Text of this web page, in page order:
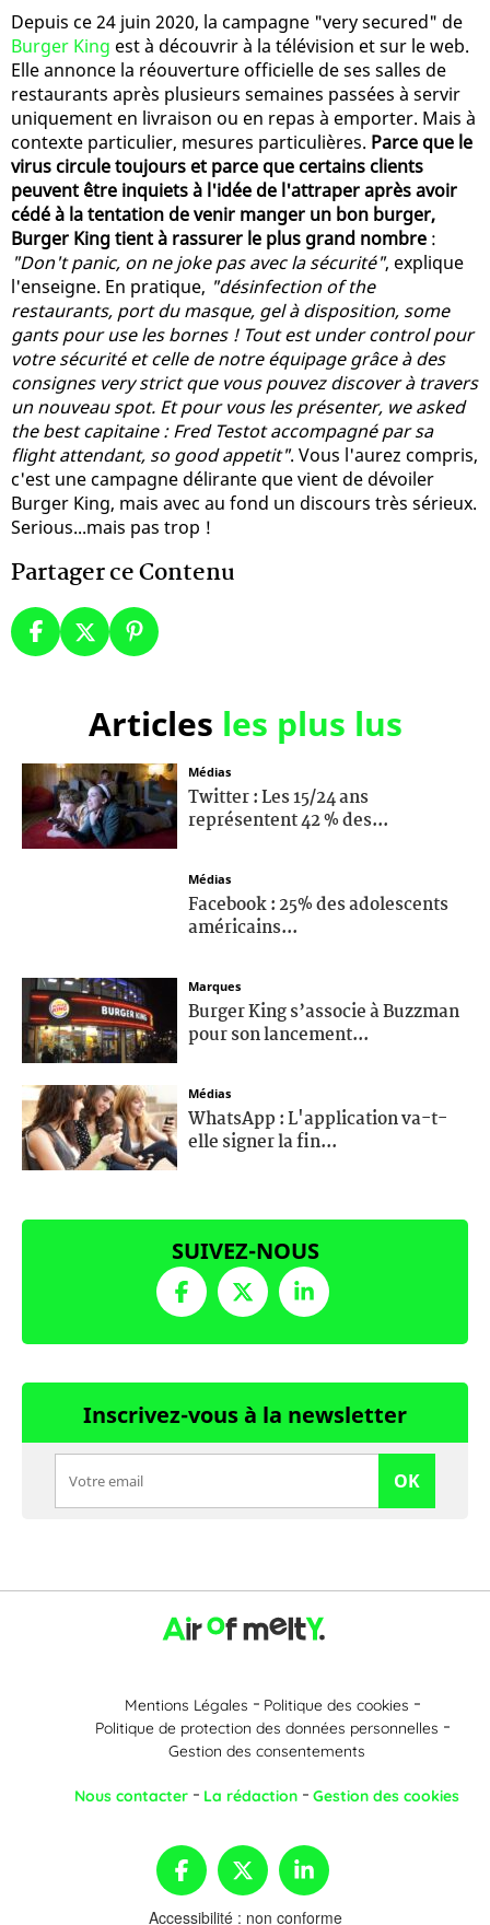
Depuis ce 24 juin 2020, la campagne "very secured" de
Burger King est à découvrir à la télévision et sur le web.
Elle annonce la réouverture officielle de ses salles de
restaurants après plusieurs semaines passées à servir
uniquement en livraison ou en repas à emporter. Mais à
contexte particulier, mesures particulières. Parce que le
virus circule toujours et parce que certains clients
peuvent être inquiets à l'idée de l'attraper après avoir
cédé à la tentation de venir manger un bon burger,
Burger King tient à rassurer le plus grand nombre :
"Don't panic, on ne joke pas avec la sécurité", explique
l'enseigne. En pratique, "désinfection of the
restaurants, port du masque, gel à disposition, some
gants pour use les bornes ! Tout est under control pour
votre sécurité et celle de notre équipage grâce à des
consignes very strict que vous pouvez discover à travers
un nouveau spot. Et pour vous les présenter, we asked
the best capitaine : Fred Testot accompagné par sa
flight attendant, so good appetit". Vous l'aurez compris,
c'est une campagne délirante que vient de dévoiler
Burger King, mais avec au fond un discours très sérieux.
Serious...mais pas trop !
Partager ce Contenu
Articles les plus lus
Médias
Twitter : Les 15/24 ans
représentent 42 % des...
Médias
Facebook : 25% des adolescents
américains...
Marques
Burger King s’associe à Buzzman
pour son lancement...
Médias
WhatsApp : L'application va-t-
elle signer la fin...
SUIVEZ-NOUS
Inscrivez-vous à la newsletter
OK
Mentions Légales
Politique des cookies
Politique de protection des données personnelles
Gestion des consentements
Nous contacter La rédaction Gestion des cookies
Accessibilité : non conforme